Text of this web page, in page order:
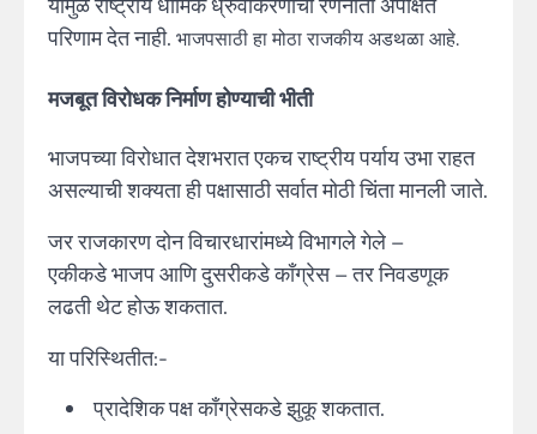
परिणाम देत नाही. भाजपसाठी हा मोठा राजकीय अडथळा आहे.
मजबूत विरोधक निर्माण होण्याची भीती
भाजपच्या विरोधात देशभरात एकच राष्ट्रीय पर्याय उभा राहत
असल्याची शक्यता ही पक्षासाठी सर्वात मोठी चिंता मानली जाते.
जर राजकारण दोन विचारधारांमध्ये विभागले गेले –
एकीकडे भाजप आणि दुसरीकडे काँग्रेस – तर निवडणूक
लढती थेट होऊ शकतात.
या परिस्थितीत:-
प्रादेशिक पक्ष काँग्रेसकडे झुकू शकतात.